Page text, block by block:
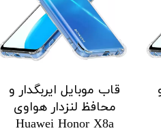
قاب موبایل ایربگدار و
محافظ لنزدار هواوی
Huawei Honor X8a